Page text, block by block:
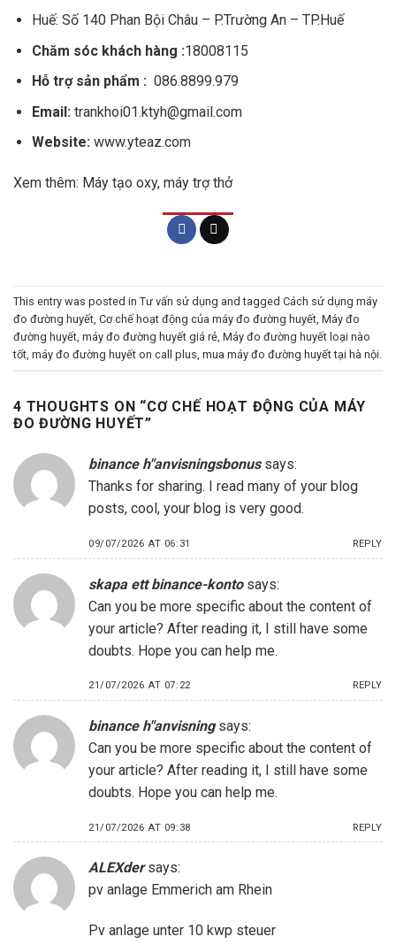
Huế: Số 140 Phan Bội Châu – P.Trường An – TP.Huế
Chăm sóc khách hàng :18008115
Hỗ trợ sản phẩm :086.8899.979
Email: trankhoi01.ktyh@gmail.com
Website: www.yteaz.com
Xem thêm: Máy tạo oxy, máy trợ thở
This entry was posted in Tư vấn sử dụng and tagged Cách sử dụng máy
đo đường huyết Cơ chế hoạt động của máy đo đường huyết Máy đo
đường huyết máy đo đường huyết giá rẻ Máy đo đường huyết loại nào
tốt máy đo đường huyết on call plus mua máy đo đường huyết tại hà nội
4 THOUGHTS ON “CƠ CHẾ HOẠT ĐỘNG CỦA MÁY
ĐO ĐƯỜNG HUYẾT”
binance h"anvisningsbonus says:
Thanks for sharing. I read many of your blog
posts, cool, your blog is very good.
09/07/2026 AT 06:31 REPLY
skapa ett binance-konto says:
Can you be more specific about the content of
your article? After reading it, I still have some
doubts. Hope you can help me.
21/07/2026 AT 07:22 REPLY
binance h"anvisning says:
Can you be more specific about the content of
your article? After reading it, I still have some
doubts. Hope you can help me.
21/07/2026 AT 09:38 REPLY
ALEXder says:
pv anlage Emmerich am Rhein
Pv anlage unter 10 kwp steuer